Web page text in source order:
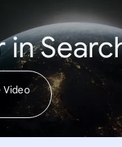
in
Video